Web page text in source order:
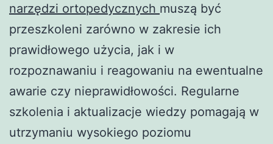
narzędzi ortopedycznych muszą być
przeszkoleni zarówno w zakresie ich
prawidłowego użycia, jak i w
rozpoznawaniu i reagowaniu na ewentualne
awarie czy nieprawidłowości. Regularne
szkolenia i aktualizacje wiedzy pomagają w
utrzymaniu wysokiego poziomu